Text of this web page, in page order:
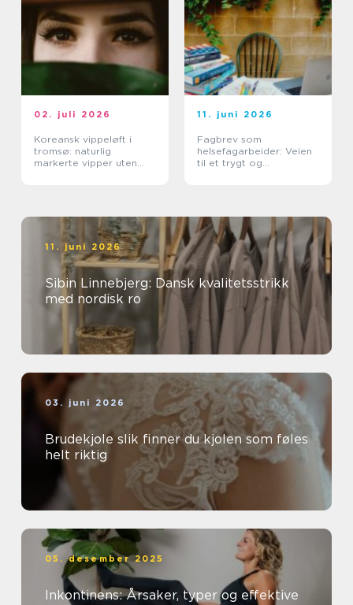
02. juli 2026
Koreansk vippeløft i
tromsø: naturlig
markerte vipper uten
11. juni 2026
Fagbrev som
helsefagarbeider: Veien
til et trygt og
11. juni 2026
Sibin Linnebjerg: Dansk kvalitetsstrikk
med nordisk ro
03. juni 2026
Brudekjole slik finner du kjolen som føles
helt riktig
05. desember 2025
Inkontinens: Årsaker, typer og effektive